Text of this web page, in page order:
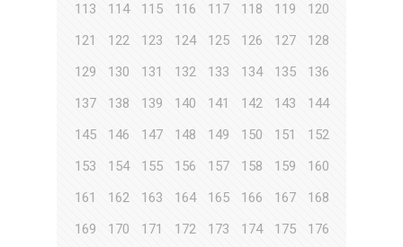
113
114 115 116 117 118 119
120
121
122 123 124 125 126 127
128
129
130 131 132 133 134 135
136
137
138 139 140 141 142 143
144
145
146 147 148 149 150 151
152
153
154 155 156 157 158 159
160
161
162 163 164 165 166 167
168
169
170 171 172 173 174 175
176